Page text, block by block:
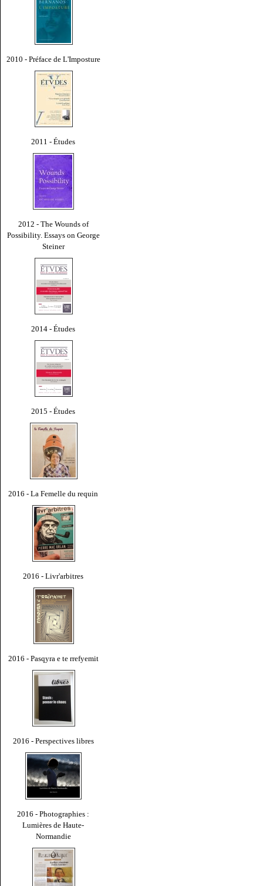
2010 - Préface de L'Imposture
2011 - Études
2012 - The Wounds of
Possibility. Essays on George
Steiner
2014 - Études
2015 - Études
2016 - La Femelle du requin
2016 - Livr'arbitres
2016 - Pasqyra e te rrefyemit
2016 - Perspectives libres
2016 - Photographies :
Lumières de Haute-
Normandie